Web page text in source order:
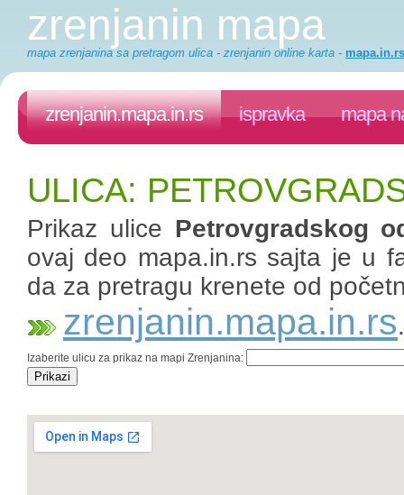
zrenjanin mapa
mapa zrenjanina sa pretragom ulica - zrenjanin online karta - mapa.in.rs
zrenjanin.mapa.in.rs ispravka mapa
ULICA:
Prikaz ulice Petrovgradskog
ovaj deo mapa.in.rs sajta je u
da za pretragu krenete od
zrenjanin.mapa.in.rs
Izaberite ulicu za prikaz na mapi Zrenjanina: